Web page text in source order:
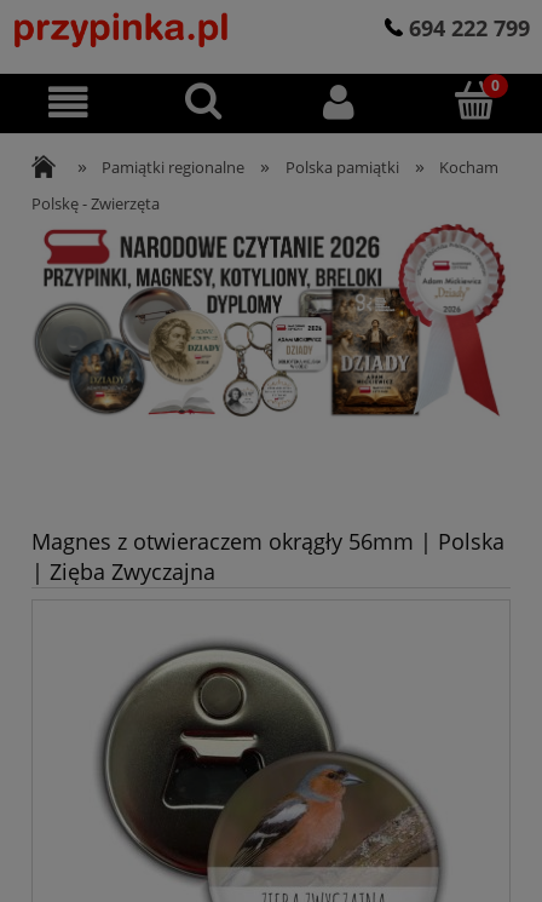
694 222 799
» Pamiątki regionalne » Polska pamiątki »
Kocham
Polskę - Zwierzęta
Magnes z otwieraczem okrągły 56mm | Polska
| Zięba Zwyczajna